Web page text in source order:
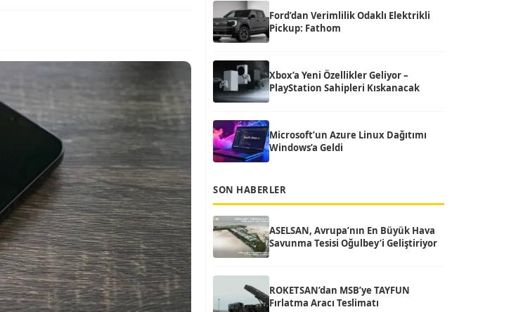
Ford’dan Verimlilik Odaklı Elektrikli
Pickup: Fathom
Xbox’a Yeni Özellikler Geliyor –
PlayStation Sahipleri Kıskanacak
Microsoft’un Azure Linux Dağıtımı
Windows’a Geldi
SON HABERLER
ASELSAN, Avrupa’nın En Büyük Hava
Savunma Tesisi Oğulbey’i Geliştiriyor
ROKETSAN’dan MSB’ye TAYFUN
Fırlatma Aracı Teslimatı